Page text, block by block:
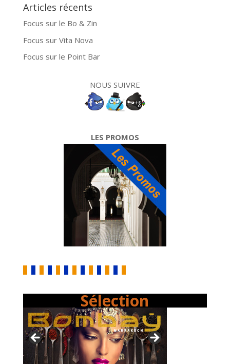
Articles récents
Focus sur le Bo & Zin
Focus sur Vita Nova
Focus sur le Point Bar
NOUS SUIVRE
LES PROMOS
Sélection